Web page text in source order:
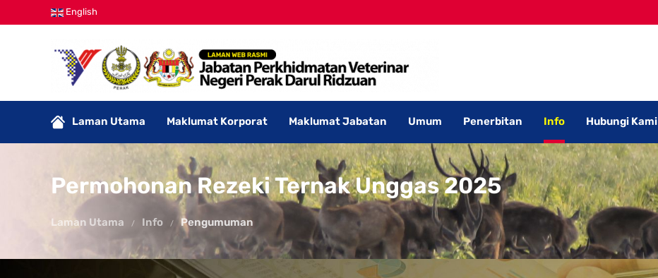
English
Laman Utama Maklumat Korporat Maklumat Jabatan Umum Penerbitan Info Hubungi Kami
Permohonan Rezeki Ternak Unggas 2025
Laman Utama Info Pengumuman